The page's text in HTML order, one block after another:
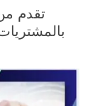
تقدم